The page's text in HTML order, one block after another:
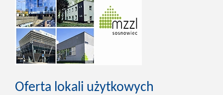
Oferta lokali użytkowych